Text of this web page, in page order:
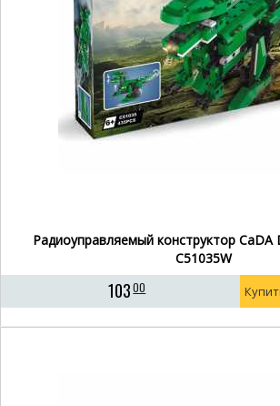
Радиоуправляемый конструктор CaDA
C51035W
10300